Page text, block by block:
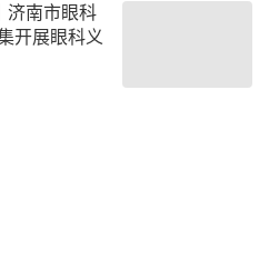
济南市眼科
开展眼科义